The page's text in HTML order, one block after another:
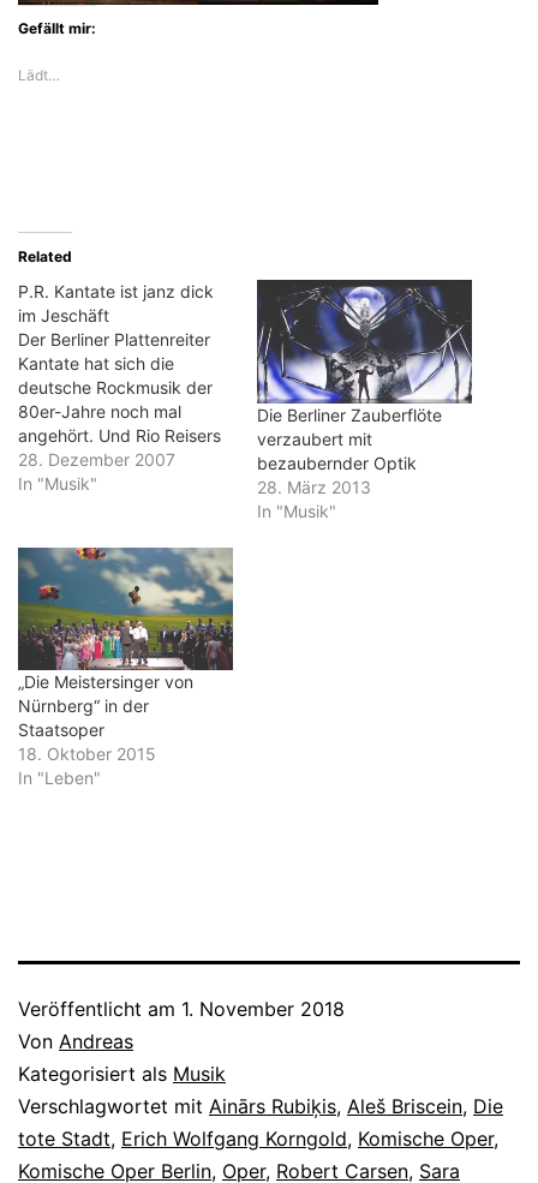
Gefällt mir:
Lädt…
Related
P.R. Kantate ist janz dick
im Jeschäft
Der Berliner Plattenreiter
Kantate hat sich die
deutsche Rockmusik der
80er-Jahre noch mal
angehört. Und Rio Reisers
"König von Deutschland" in
einen Kreuzberger
gemacht. Das Gute daran:
Es sind richtig gute Songs
entstanden. P. R. Kantate
hat das Covern als Kunst
begriffen…
28. Dezember 2007
In "Musik"
Die Berliner Zauberflöte
verzaubert mit
bezaubernder Optik
28. März 2013
In "Musik"
„Die Meistersinger von
Nürnberg“ in der
Staatsoper
18. Oktober 2015
In "Leben"
Veröffentlicht am 1. November 2018
Von Andreas
Kategorisiert als Musik
Verschlagwortet mit Ainārs Rubiķis, Aleš Briscein, Die
tote Stadt, Erich Wolfgang Korngold, Komische Oper,
Komische Oper Berlin, Oper, Robert Carsen, Sara